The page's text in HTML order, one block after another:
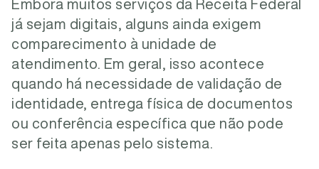
Embora muitos serviços da Receita Federal
já sejam digitais, alguns ainda exigem
comparecimento à unidade de
atendimento. Em geral, isso acontece
quando há necessidade de validação de
identidade, entrega física de documentos
ou conferência específica que não pode
ser feita apenas pelo sistema.